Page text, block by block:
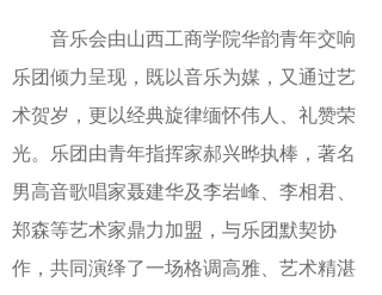
音乐会由山西工商学院华韵青年交响
乐团倾力呈现，既以音乐为媒，又通过艺
术贺岁，更以经典旋律缅怀伟人、礼赞荣
光。乐团由青年指挥家郝兴晔执棒，著名
男高音歌唱家聂建华及李岩峰、李相君、
郑森等艺术家鼎力加盟，与乐团默契协
作，共同演绎了一场格调高雅、艺术精湛